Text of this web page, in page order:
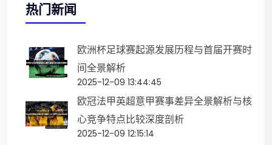
热门新闻
欧洲杯足球赛起源发展历程与首届开赛时
间全景解析
2025-12-09 13:44:45
欧冠法甲英超意甲赛事差异全景解析与核
心竞争特点比较深度剖析
2025-12-09 12:15:14